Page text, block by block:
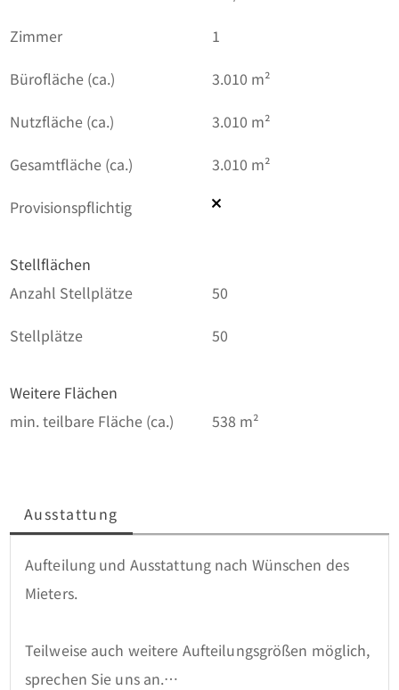
Zimmer
1
Bürofläche (ca.)
3.010 m²
Nutzfläche (ca.)
3.010 m²
Gesamtfläche (ca.)
3.010 m²
Provisionspflichtig
Stellflächen
Anzahl Stellplätze
50
Stellplätze
50
Weitere Flächen
min. teilbare Fläche (ca.)
538 m²
Ausstattung
Aufteilung und Ausstattung nach Wünschen des
Mieters.
Teilweise auch weitere Aufteilungsgrößen möglich,
sprechen Sie uns an.